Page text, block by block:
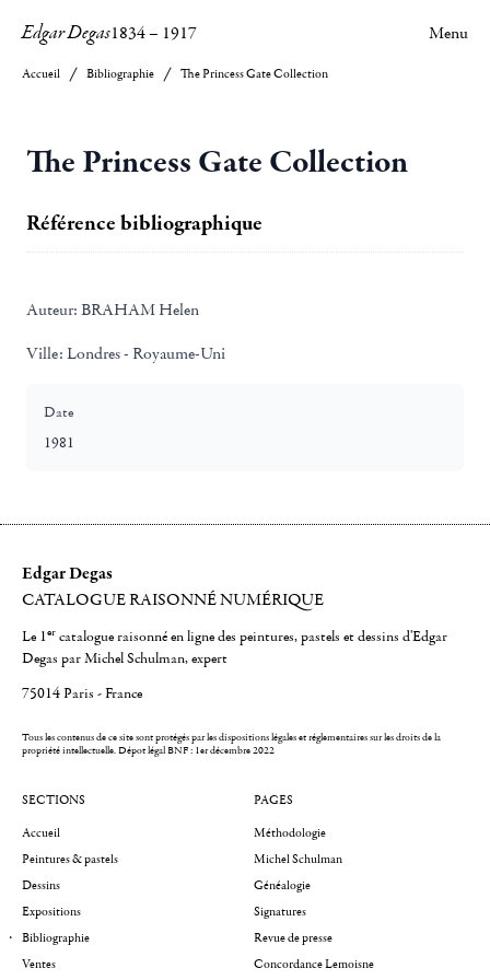
Edgar Degas1834– 1917 Menu
Accueil Bibliographie The Princess Gate Collection
The Princess Gate Collection
Référence bibliographique
Auteur: BRAHAM Helen
Ville: Londres - Royaume-Uni
Date
1981
Edgar Degas
CATALOGUE RAISONNÉ NUMÉRIQUE
Le 1er catalogue raisonné en ligne des peintures, pastels et dessins d'Edgar
Degas par Michel Schulman, expert
75014 Paris - France
Tous les contenus de ce site sont protégés par les dispositions légales et réglementaires sur les droits de la
propriété intellectuelle.Dépot légal BNF : 1er décembre 2022
SECTIONS
Accueil
Peintures & pastels
Dessins
Expositions
Bibliographie
Ventes
PAGES
Méthodologie
Michel Schulman
Généalogie
Signatures
Revue de presse
Concordance Lemoisne